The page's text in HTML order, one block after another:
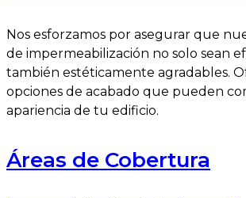
Nos esforzamos por asegurar que
de impermeabilización no solo sean
también estéticamente agradables.
opciones de acabado que pueden
apariencia de tu edificio.
Áreas de Cobertura